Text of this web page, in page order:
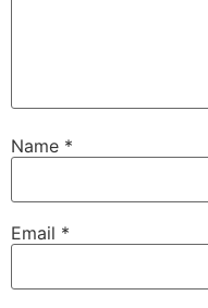
Name *
Email *